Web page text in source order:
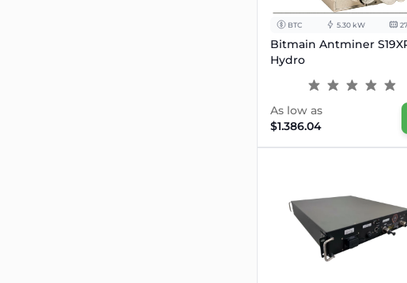
BTC 5.30 kW
Bitmain Antminer
Hydro
As low as
$1.386.04